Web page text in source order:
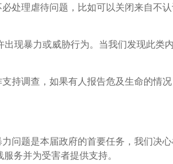
处理虐待问题，比如可以关闭来自不
现暴力或威胁行为。当我们发现此类
持调查，如果有人报告危及生命的情
问题是本届政府的首要任务，我们决
务并为受害者提供支持。